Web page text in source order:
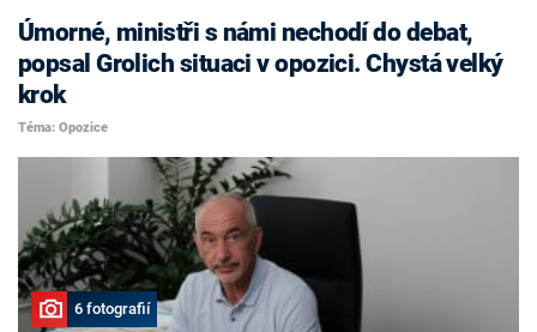
Úmorné, ministři s námi nechodí do debat,
popsal Grolich situaci v opozici. Chystá velký
krok
Téma: Opozice
6 fotografií